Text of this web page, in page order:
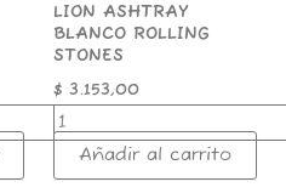
LION ASHTRAY
BLANCO ROLLING
STONES
$ 3.153,00
Añadir al carrito